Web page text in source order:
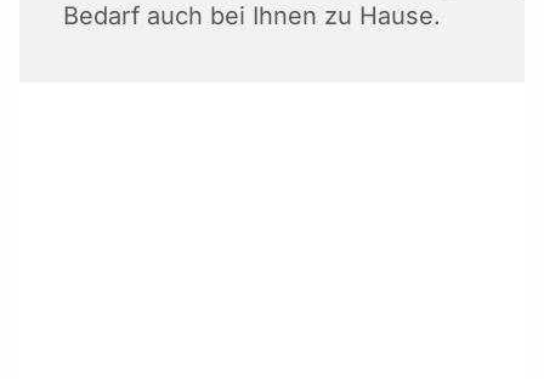
Bedarf auch bei Ihnen zu Hause.